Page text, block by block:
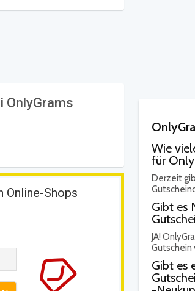
Wie
für
Derzeit
Gibt es
JA!
Gutschein
Gibt es
OnlyGrams
Online-Shops